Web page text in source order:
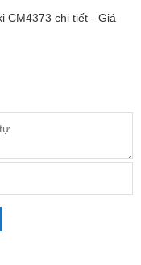
CM4373 chi tiết - Giá